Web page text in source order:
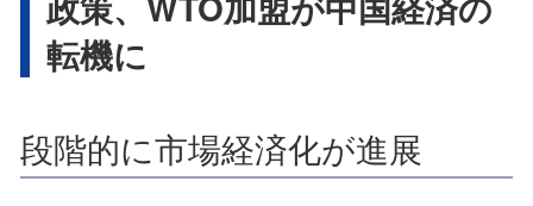
転機に
段階的に市場経済化が進展